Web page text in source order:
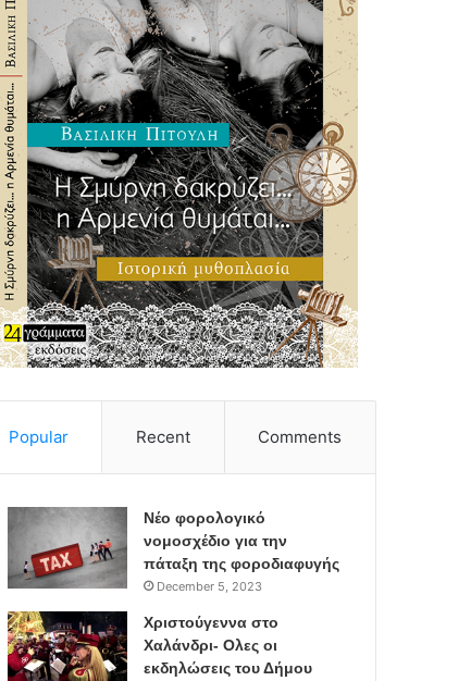
Popular Recent Comments
Νέο φορολογικό
νομοσχέδιο για την
πάταξη της φοροδιαφυγής
December 5, 2023
Χριστούγεννα στο
Χαλάνδρι- Ολες οι
εκδηλώσεις του Δήμου